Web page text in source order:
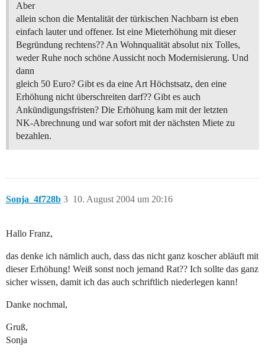
Aber
allein schon die Mentalität der türkischen Nachbarn ist eben
einfach lauter und offener. Ist eine Mieterhöhung mit dieser
Begründung rechtens?? An Wohnqualität absolut nix Tolles,
weder Ruhe noch schöne Aussicht noch Modernisierung. Und
dann
gleich 50 Euro? Gibt es da eine Art Höchstsatz, den eine
Erhöhung nicht überschreiten darf?? Gibt es auch
Ankündigungsfristen? Die Erhöhung kam mit der letzten
NK-Abrechnung und war sofort mit der nächsten Miete zu
bezahlen.
Sonja_4f728b 10. August 2004 um 20:16
3
Hallo Franz,
das denke ich nämlich auch, dass das nicht ganz koscher abläuft mit
dieser Erhöhung! Weiß sonst noch jemand Rat?? Ich sollte das ganz
sicher wissen, damit ich das auch schriftlich niederlegen kann!
Danke nochmal,
Gruß,
Sonja